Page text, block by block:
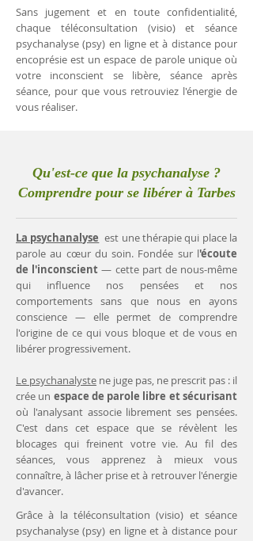
Sans jugement et en toute confidentialité,
chaque téléconsultation (visio) et séance
psychanalyse (psy) en ligne et à distance pour
encoprésie est un espace de parole unique où
votre inconscient se libère, séance après
séance, pour que vous retrouviez l'énergie de
vous réaliser.
Qu'est-ce que la psychanalyse ?
Comprendre pour se libérer à Tarbes
La psychanalyse est une thérapie qui place la
parole au cœur du soin. Fondée sur l'écoute
de l'inconscient— cette part de nous-même
qui influence nos pensées et nos
comportements sans que nous en ayons
conscience — elle permet de comprendre
l'origine de ce qui vous bloque et de vous en
libérer progressivement.
Le psychanalyste ne juge pas, ne prescrit pas : il
crée un espace de parole libre et sécurisant
où l'analysant associe librement ses pensées.
C'est dans cet espace que se révèlent les
blocages qui freinent votre vie. Au fil des
séances, vous apprenez à mieux vous
connaître, à lâcher prise et à retrouver l'énergie
d'avancer.
Grâce à la téléconsultation (visio) et séance
psychanalyse (psy) en ligne et à distance pour